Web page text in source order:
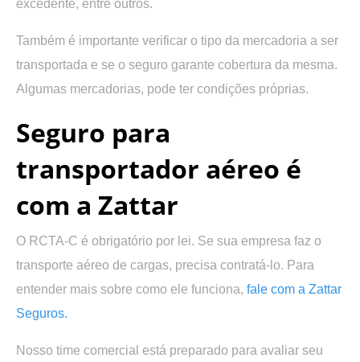
excedente, entre outros.
Também é importante verificar o tipo da mercadoria a ser
transportada e se o seguro garante cobertura da mesma.
Algumas mercadorias, pode ter condições próprias.
Seguro para
transportador aéreo é
com a Zattar
O RCTA-C é obrigatório por lei. Se sua empresa faz o
transporte aéreo de cargas, precisa contratá-lo. Para
entender mais sobre como ele funciona, fale com a Zattar
Seguros.
Nosso time comercial está preparado para avaliar seu